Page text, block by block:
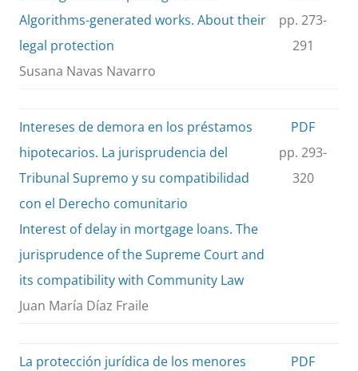
Algorithms-generated works. About their
legal protection
Susana Navas Navarro
pp. 273-
291
Intereses de demora en los préstamos
hipotecarios. La jurisprudencia del
Tribunal Supremo y su compatibilidad
con el Derecho comunitario
Interest of delay in mortgage loans. The
jurisprudence of the Supreme Court and
its compatibility with Community Law
Juan María Díaz Fraile
PDF
pp. 293-
320
La protección jurídica de los menores
PDF